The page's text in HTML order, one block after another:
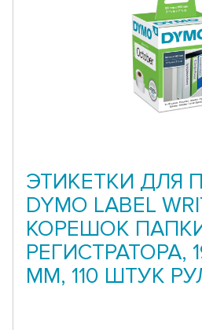
ЭТИКЕТКИ ДЛЯ
DYMO LABEL
КОРЕШОК
РЕГИСТРАТОРА,
ММ, 110 ШТУК